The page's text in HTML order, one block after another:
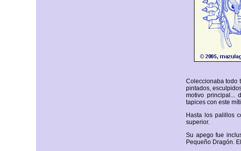
Coleccionaba todo
pintados,
motivo principal...
tapices con este
Hasta los palillos
superior.
Su apego fue
Pequeño Dragón.